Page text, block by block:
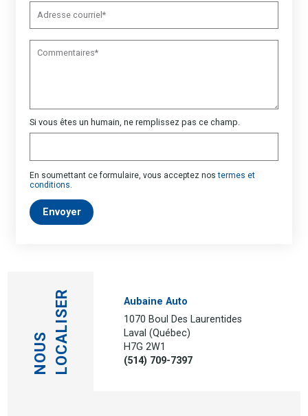
Si vous êtes un humain, ne remplissez pas ce champ.
En soumettant ce formulaire, vous acceptez nostermes et
conditions
Envoyer
NOUS LOCALISER
Aubaine Auto
1070 Boul Des Laurentides
Laval (Québec)
H7G 2W1
(514) 709-7397